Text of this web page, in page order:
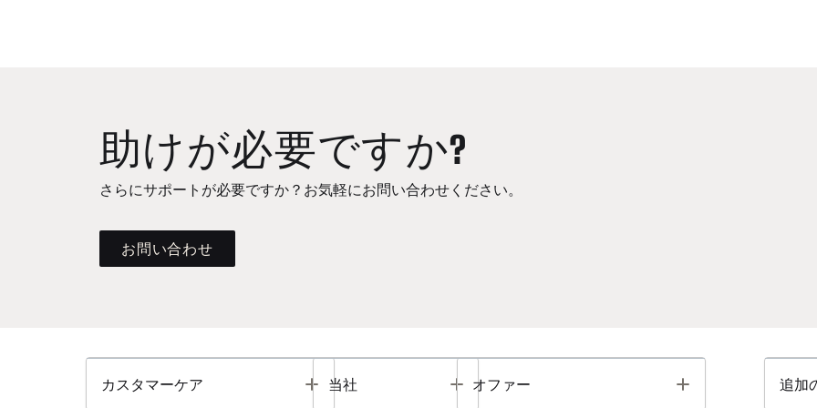
助けが必要ですか?
さらにサポートが必要ですか？お気軽にお問い合わせください。
お問い合わせ
カスタマーケア Toggle
当社 Toggle
オファー Toggle 追加